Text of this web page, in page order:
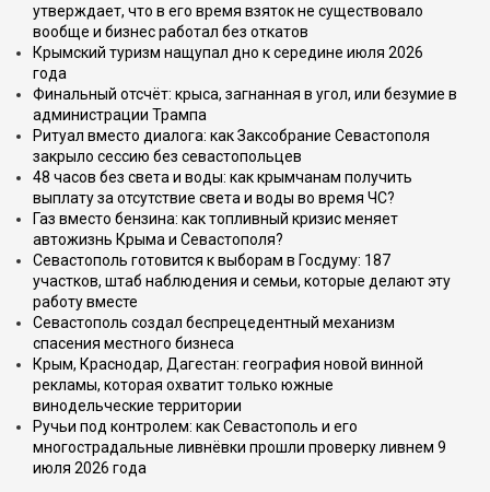
утверждает, что в его время взяток не существовало
вообще и бизнес работал без откатов
Крымский туризм нащупал дно к середине июля 2026
года
Финальный отсчёт: крыса, загнанная в угол, или безумие в
администрации Трампа
Ритуал вместо диалога: как Заксобрание Севастополя
закрыло сессию без севастопольцев
48 часов без света и воды: как крымчанам получить
выплату за отсутствие света и воды во время ЧС?
Газ вместо бензина: как топливный кризис меняет
автожизнь Крыма и Севастополя?
Севастополь готовится к выборам в Госдуму: 187
участков, штаб наблюдения и семьи, которые делают эту
работу вместе
Севастополь создал беспрецедентный механизм
спасения местного бизнеса
Крым, Краснодар, Дагестан: география новой винной
рекламы, которая охватит только южные
винодельческие территории
Ручьи под контролем: как Севастополь и его
многострадальные ливнёвки прошли проверку ливнем 9
июля 2026 года